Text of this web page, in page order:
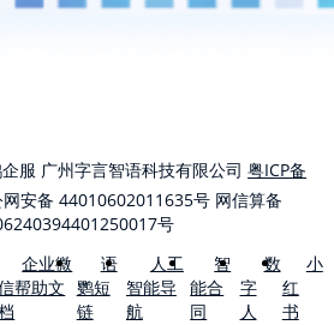
服 广州字言智语科技有限公司 粤ICP备
安备 44010602011635号 网信算备
号
企业微
帮助文
语
鹦短
链
人工
智能导
航
智
能合
同
数
字
人
小
红
书